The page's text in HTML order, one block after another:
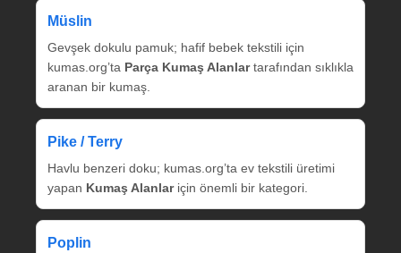
Müslin
Gevşek dokulu pamuk; hafif bebek tekstili için
kumas.org’ta Parça Kumaş Alanlartarafından sıklıkla
aranan bir kumaş.
Pike / Terry
Havlu benzeri doku; kumas.org’ta ev tekstili üretimi
yapan Kumaş Alanlariçin önemli bir kategori.
Poplin